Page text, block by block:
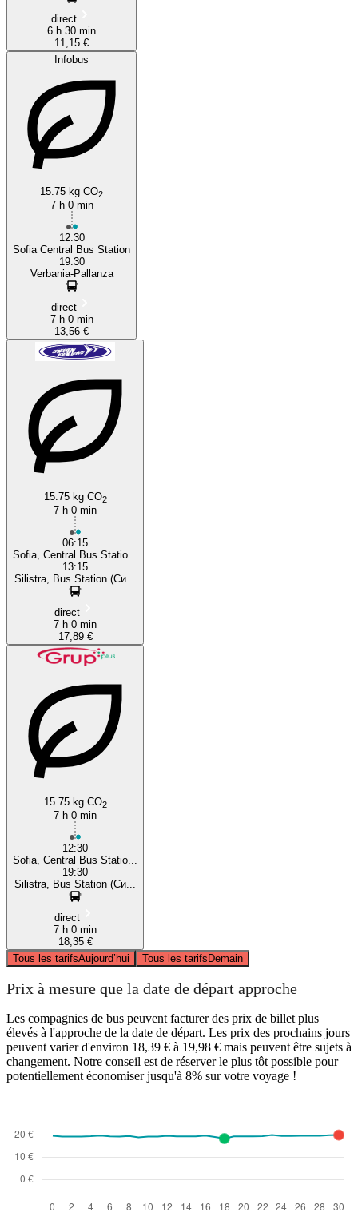
direct
6 h 30 min
11,15 €
Infobus
15.75 kg CO2
7 h 0 min
12:30
Sofia Central Bus Station
19:30
Verbania-Pallanza
direct
7 h 0 min
13,56 €
15.75 kg CO2
7 h 0 min
06:15
Sofia, Central Bus Statio...
13:15
Silistra, Bus Station (Си...
direct
7 h 0 min
17,89 €
15.75 kg CO2
7 h 0 min
12:30
Sofia, Central Bus Statio...
19:30
Silistra, Bus Station (Си...
direct
7 h 0 min
18,35 €
Tous les tarifsAujourd’hui Tous les tarifsDemain
Prix à mesure que la date de départ approche
Les compagnies de bus peuvent facturer des prix de billet plus
élevés à l'approche de la date de départ. Les prix des prochains jours
peuvent varier d'environ 18,39 € à 19,98 € mais peuvent être sujets à
changement. Notre conseil est de réserver le plus tôt possible pour
potentiellement économiser jusqu'à 8% sur votre voyage !